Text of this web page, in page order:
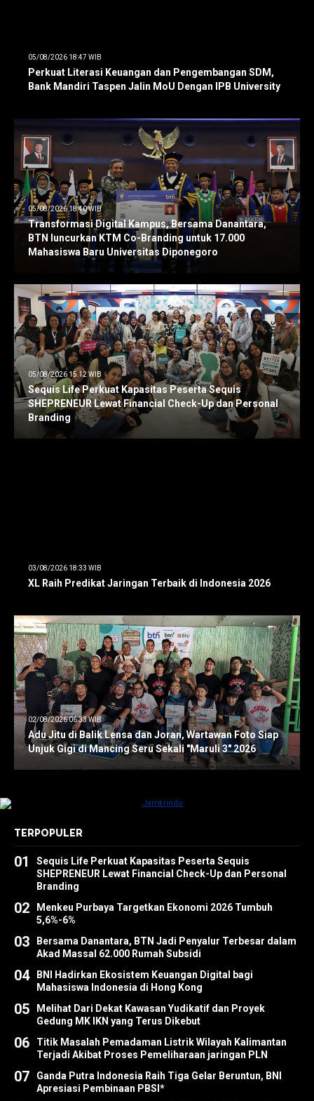
05/08/2026 18:47 WIB
Perkuat Literasi Keuangan dan Pengembangan SDM,
Bank Mandiri Taspen Jalin MoU Dengan IPB University
05/08/2026 18:40 WIB
Transformasi Digital Kampus, Bersama Danantara,
BTN luncurkan KTM Co-Branding untuk 17.000
Mahasiswa Baru Universitas Diponegoro
05/08/2026 15:12 WIB
Sequis Life Perkuat Kapasitas Peserta Sequis
SHEPRENEUR Lewat Financial Check-Up dan Personal
Branding
03/08/2026 18:33 WIB
XL Raih Predikat Jaringan Terbaik di Indonesia 2026
02/08/2026 06:33 WIB
Adu Jitu di Balik Lensa dan Joran, Wartawan Foto Siap
Unjuk Gigi di Mancing Seru Sekali "Maruli 3" 2026
TERPOPULER
01
Sequis Life Perkuat Kapasitas Peserta Sequis
SHEPRENEUR Lewat Financial Check-Up dan Personal
Branding
02
Menkeu Purbaya Targetkan Ekonomi 2026 Tumbuh
5,6%-6%
03
Bersama Danantara, BTN Jadi Penyalur Terbesar dalam
Akad Massal 62.000 Rumah Subsidi
04
BNI Hadirkan Ekosistem Keuangan Digital bagi
Mahasiswa Indonesia di Hong Kong
05
Melihat Dari Dekat Kawasan Yudikatif dan Proyek
Gedung MK IKN yang Terus Dikebut
06
Titik Masalah Pemadaman Listrik Wilayah Kalimantan
Terjadi Akibat Proses Pemeliharaan jaringan PLN
07
Ganda Putra Indonesia Raih Tiga Gelar Beruntun, BNI
Apresiasi Pembinaan PBSI*